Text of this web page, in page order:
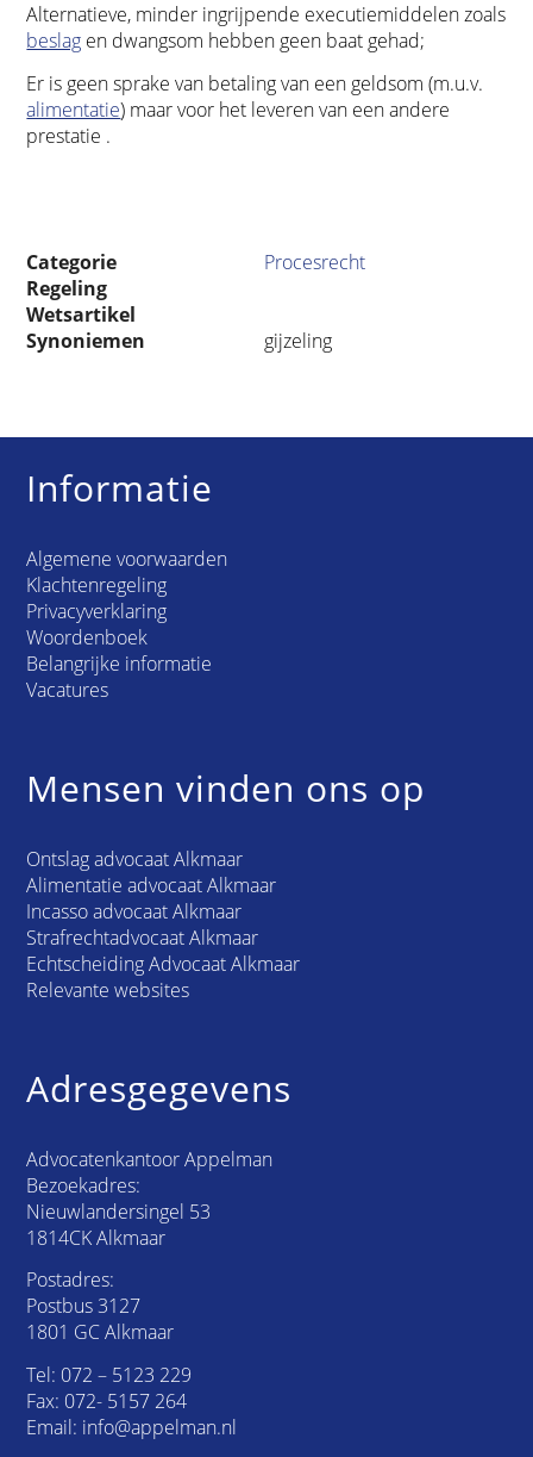
Alternatieve, minder ingrijpende executiemiddelen zoals
beslag en dwangsom hebben geen baat gehad;
Er is geen sprake van betaling van een geldsom (m.u.v.
alimentatie) maar voor het leveren van een andere
prestatie .
Categorie
Procesrecht
Regeling
Wetsartikel
Synoniemen
gijzeling
Informatie
Algemene voorwaarden
Klachtenregeling
Privacyverklaring
Woordenboek
Belangrijke informatie
Vacatures
Mensen vinden ons op
Ontslag advocaat Alkmaar
Alimentatie advocaat Alkmaar
Incasso advocaat Alkmaar
Strafrechtadvocaat Alkmaar
Echtscheiding Advocaat Alkmaar
Relevante websites
Adresgegevens
Advocatenkantoor Appelman
Bezoekadres:
Nieuwlandersingel 53
1814CK Alkmaar
Postadres:
Postbus 3127
1801 GC Alkmaar
Tel: 072 – 5123 229
Fax: 072- 5157 264
Email: info@appelman.nl